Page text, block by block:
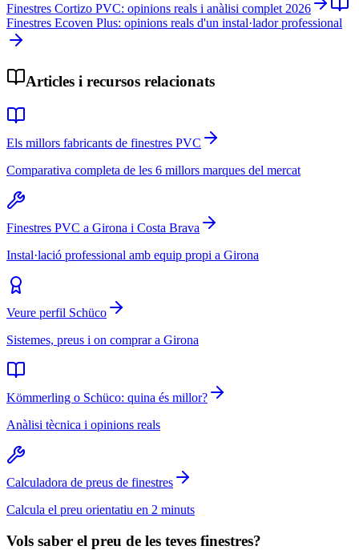
Finestres Cortizo PVC: opinions reals i anàlisi complet 2026
Finestres Ecoven Plus: opinions reals d'un instal·lador professional
Articles i recursos relacionats
Els millors fabricants de finestres PVC
Comparativa completa de les 6 millors marques del mercat
Finestres PVC a Girona i Costa Brava
Instal·lació professional amb equip propi a Girona
Veure perfil Schüco
Sistemes, preus i on comprar a Girona
Kömmerling o Schüco: quina és millor?
Anàlisi tècnica i opinions reals
Calculadora de preus de finestres
Calcula el preu orientatiu en 2 minuts
Vols saber el preu de les teves finestres?